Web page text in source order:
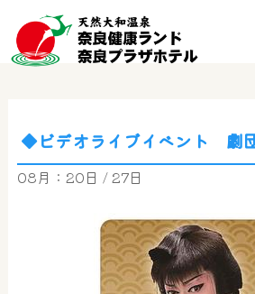
◆ビデオライブイベント 劇
08月：20日 / 27日AIコンシェルジュ
オンライン
奈良健康ランド AIコンシェルジ
ご質問をお伺いします。